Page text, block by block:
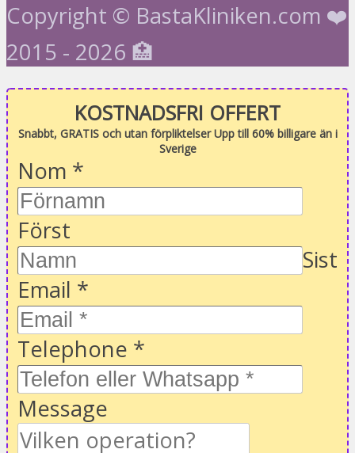
Copyright © BastaKliniken.com ❤️
2015 - 2026 🏥
KOSTNADSFRI OFFERT
Snabbt, GRATIS och utan förpliktelser Upp till 60% billigare än i
Sverige
Nom *
Först
Sist
Email *
Telephone *
Message